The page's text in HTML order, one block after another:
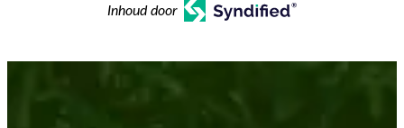
Inhoud door